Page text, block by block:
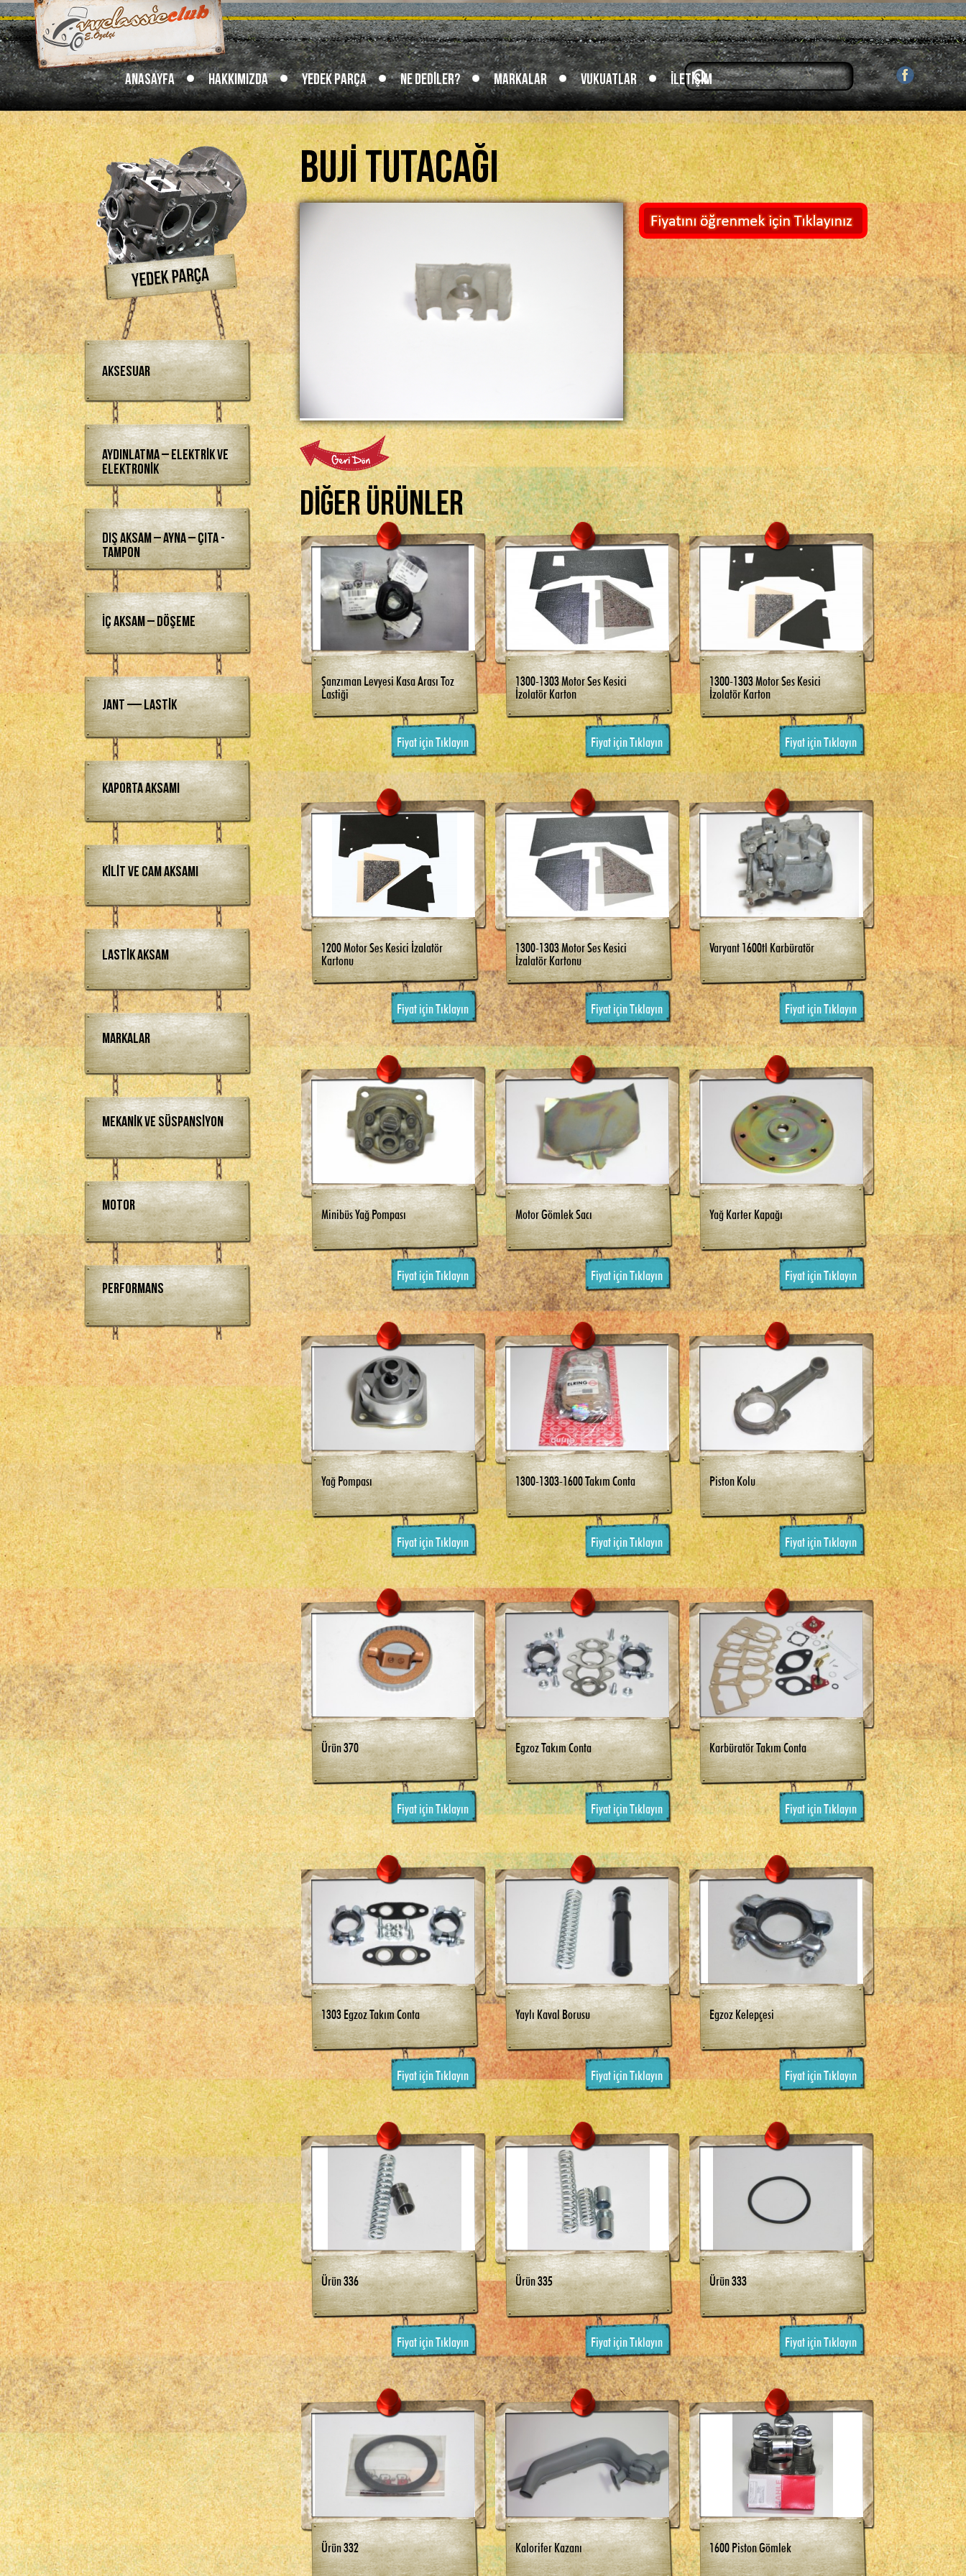
Anasayfa Hakkımızda Yedek Parça Ne Dediler? Markalar Vukuatlar İletişim
Aksesuar
Aydınlatma – Elektrik ve
Elektronik
Dış Aksam – Ayna – Çıta -
Tampon
İç Aksam – Döşeme
Jant — Lastik
Kaporta Aksamı
Kilit ve Cam Aksamı
Lastik Aksam
Markalar
Bosch
Empi
Engle
Flat 4
Hella
Kolbenschmidt
Mahle
msd
ÖZ-İŞ
Scat
ssp
TRW
Mekanik ve Süspansiyon
Motor
Performans
Buji Tutacağı
Diğer Ürünler
Şanzıman Levyesi Kasa Arası Toz
Lastiği
Fiyat için Tıklayın
1300-1303 Motor Ses Kesici
İzolatör Karton
Fiyat için Tıklayın
1300-1303 Motor Ses Kesici
İzolatör Karton
Fiyat için Tıklayın
1200 Motor Ses Kesici İzalatör
Kartonu
Fiyat için Tıklayın
1300-1303 Motor Ses Kesici
İzalatör Kartonu
Fiyat için Tıklayın
Varyant 1600tl Karbüratör
Fiyat için Tıklayın
Minibüs Yağ Pompası
Fiyat için Tıklayın
Motor Gömlek Sacı
Fiyat için Tıklayın
Yağ Karter Kapağı
Fiyat için Tıklayın
Yağ Pompası
Fiyat için Tıklayın
1300-1303-1600 Takım Conta
Fiyat için Tıklayın
Piston Kolu
Fiyat için Tıklayın
Ürün 370
Fiyat için Tıklayın
Egzoz Takım Conta
Fiyat için Tıklayın
Karbüratör Takım Conta
Fiyat için Tıklayın
1303 Egzoz Takım Conta
Fiyat için Tıklayın
Yaylı Kaval Borusu
Fiyat için Tıklayın
Egzoz Kelepçesi
Fiyat için Tıklayın
Ürün 336
Fiyat için Tıklayın
Ürün 335
Fiyat için Tıklayın
Ürün 333
Fiyat için Tıklayın
Ürün 332 Kalorifer Kazanı 1600 Piston Gömlek